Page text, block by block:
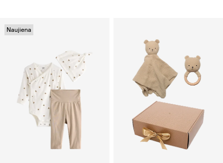
Naujiena